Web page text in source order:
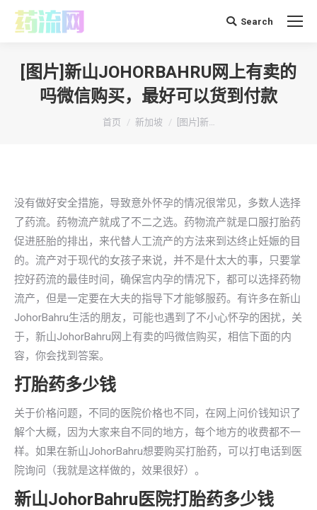
搜 Search
[图片]新山JOHORBAHRU网上有卖的
吗微信购买，最好可以货到付款
你在这里：
首页 新加坡 [图片]新…
没有做好安全措施，导致意外怀孕的情况很常见，多数人选择
了药流。药物流产就成了不二之选。药物流产就是口服打胎药
促进胚胎的排出，来代替人工流产的方法来到达终止妊娠的目
的。流产对于现代的女孩子来说，并不是什太大的事，只要掌
控好药流的最佳时间，确保宫内孕的情况下，都可以选择药物
流产，但是一定要在大夫的指导下才能够服药。有许多在新山
JohorBahru生活的朋友，可能也遇到了不小心怀孕的困扰，关
于，新山JohorBahru网上有卖的吗微信购买，相信下面的内
容，你会找到答案。
打胎药多少钱
关于价格问题，不同的医院价格也不同，在网上问价钱知识了
解个大概，因为大家来自不同的地方，每个地方的收费都不一
样。如果在新山JohorBahru想要购买打胎药，可以打电话到医
院询问（我就是这样做的，效果很好）。
新山JohorBahru医院打胎药多少钱